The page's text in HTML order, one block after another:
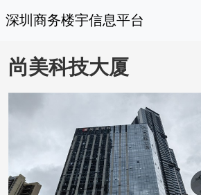
深圳商务楼宇信息平台
尚美科技大厦